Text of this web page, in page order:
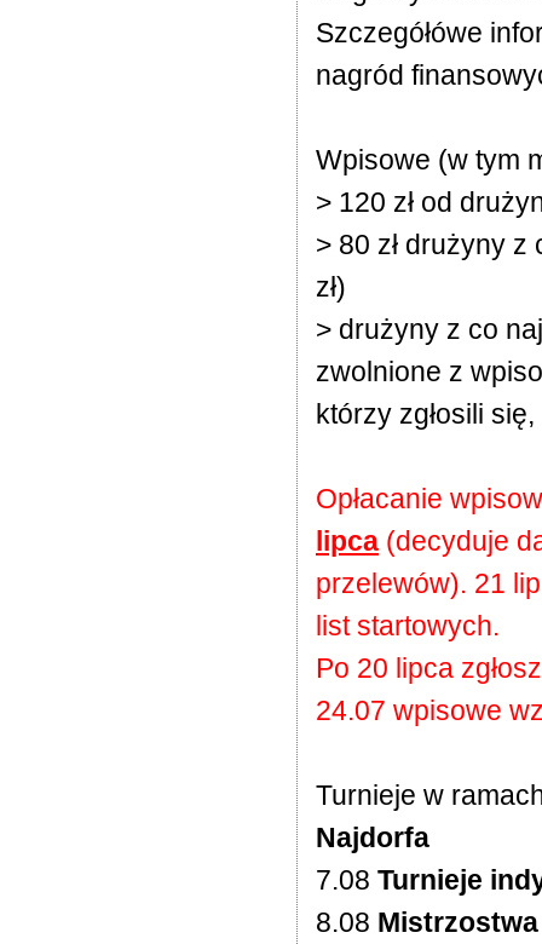
Szczegółówe
nagród
Wpisowe (w tym
> 120 zł od
> 80 zł drużyny
zł)
> drużyny z co
zwolnione z
którzy zgłosili
Opłacanie
lipca (decyduje
przelewów). 21
list startowych.
Po 20 lipca
24.07 wpisowe
Turnieje w
Najdorfa
7.08 Turnieje
8.08